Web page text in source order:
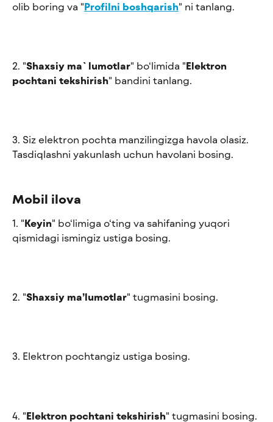
olib boring va "Profilni boshqarish" ni tanlang.
2. "Shaxsiy ma`lumotlar" bo‘limida "Elektron
pochtani tekshirish" bandini tanlang.
3. Siz elektron pochta manzilingizga havola olasiz.
Tasdiqlashni yakunlash uchun havolani bosing.
Mobil ilova
1. "Keyin" bo‘limiga o‘ting va sahifaning yuqori
qismidagi ismingiz ustiga bosing.
2. "Shaxsiy ma’lumotlar" tugmasini bosing.
3. Elektron pochtangiz ustiga bosing.
4. "Elektron pochtani tekshirish" tugmasini bosing.